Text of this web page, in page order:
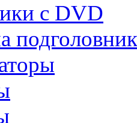
с DVD
подголовник